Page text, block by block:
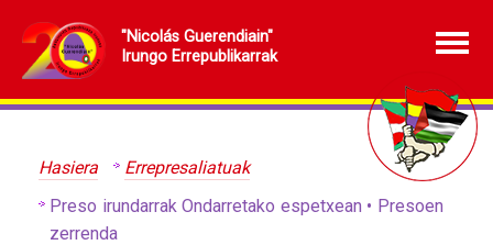
"Nicolás Guerendiain"
Irungo Errepublikarrak
Hasiera
Errepresaliatuak
Preso irundarrak Ondarretako espetxean • Presoen
zerrenda